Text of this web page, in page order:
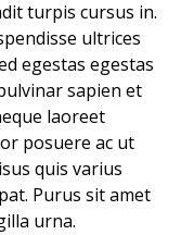
turpis cursus in.
ultrices
egestas egestas
sapien et
laoreet
posuere ac ut
quis varius
Purus sit amet
urna.